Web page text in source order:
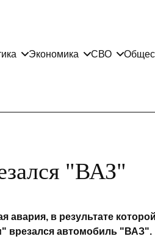
Экономика СВО
"ВАЗ"
авария, в результате
врезался автомобиль "ВАЗ".